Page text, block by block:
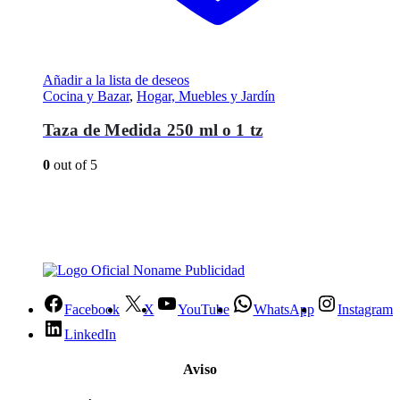
Añadir a la lista de deseos
Cocina y Bazar, Hogar, Muebles y Jardín
Taza de Medida 250 ml o 1 tz
0 out of 5
Facebook X YouTube WhatsApp
Instagram
LinkedIn
Aviso